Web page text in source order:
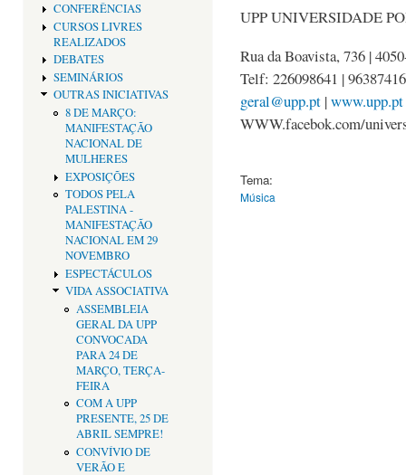
CONFERÊNCIAS
CURSOS LIVRES
REALIZADOS
DEBATES
SEMINÁRIOS
OUTRAS INICIATIVAS
8 DE MARÇO:
MANIFESTAÇÃO
NACIONAL DE
MULHERES
EXPOSIÇÕES
TODOS PELA
PALESTINA -
MANIFESTAÇÃO
NACIONAL EM 29
NOVEMBRO
ESPECTÁCULOS
VIDA ASSOCIATIVA
ASSEMBLEIA
GERAL DA UPP
CONVOCADA
PARA 24 DE
MARÇO, TERÇA-
FEIRA
COM A UPP
PRESENTE, 25 DE
ABRIL SEMPRE!
CONVÍVIO DE
VERÃO E
UPP UNIVERSIDADE
Rua da Boavista, 736 |
Telf: 226098641 |
geral@upp.pt |www.upp.pt
WWW.facebok.com/
Tema:
Música